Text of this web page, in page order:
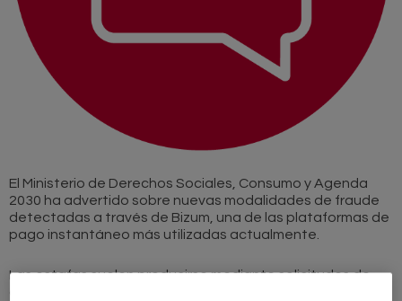
El Ministerio de Derechos Sociales, Consumo y Agenda
2030 ha advertido sobre nuevas modalidades de fraude
detectadas a través de Bizum, una de las plataformas de
pago instantáneo más utilizadas actualmente.
Las estafas suelen producirse mediante solicitudes de